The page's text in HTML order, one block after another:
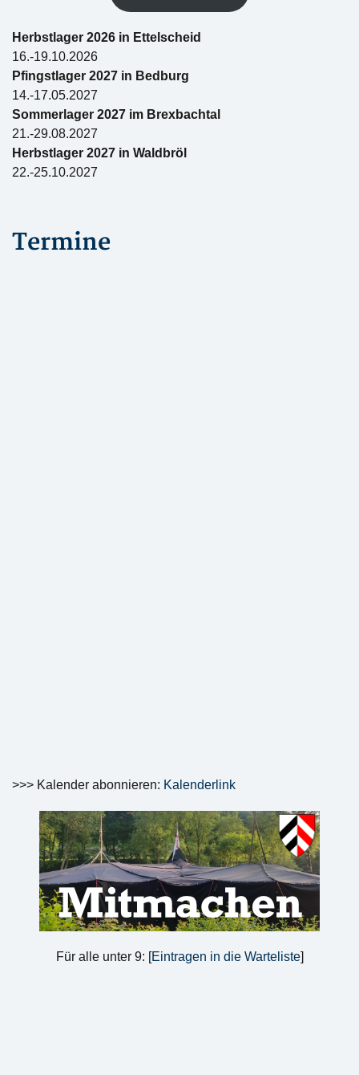
Herbstlager 2026 in Ettelscheid
16.-19.10.2026
Pfingstlager 2027 in Bedburg
14.-17.05.2027
Sommerlager 2027 im Brexbachtal
21.-29.08.2027
Herbstlager 2027 in Waldbröl
22.-25.10.2027
Termine
>>> Kalender abonnieren: Kalenderlink
Für alle unter 9: [Eintragen in die Warteliste]